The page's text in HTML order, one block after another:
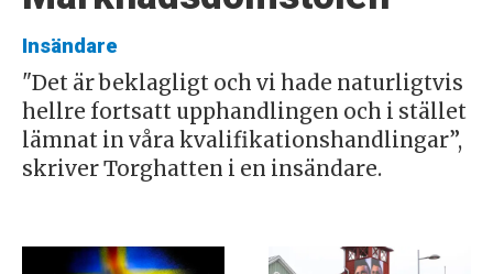
Insändare
"Det är beklagligt och vi hade naturligtvis
hellre fortsatt upphandlingen och i stället
lämnat in våra kvalifikationshandlingar”,
skriver Torghatten i en insändare.